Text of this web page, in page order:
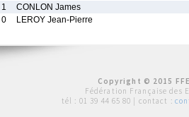
1
CONLON James
0 LEROY Jean-Pierre
Copyright © 2015
Fédération Française des
tél : 01 39 44 65 80 | contact :